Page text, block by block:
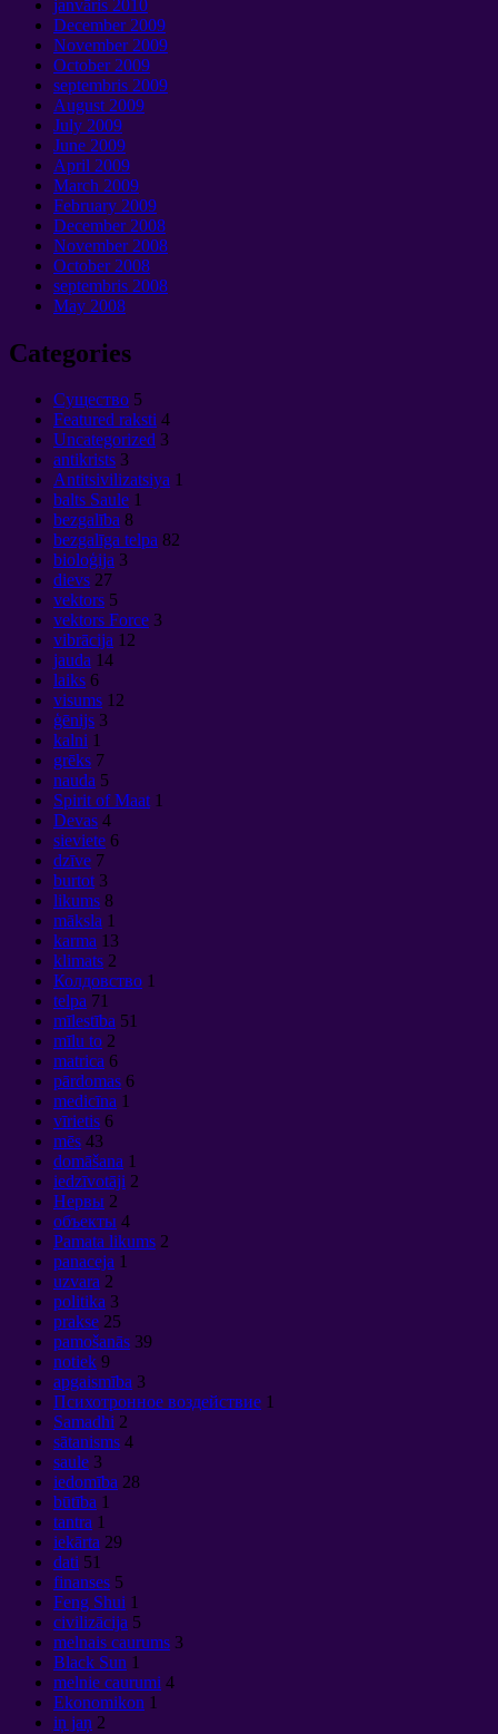
janvāris 2010
December2009
November2009
October2009
septembris 2009
August 2009
July 2009
June 2009
April 2009
March 2009
February 2009
December2008
November2008
October2008
septembris 2008
May 2008
Categories
Cущество 5
Featured raksti 4
Uncategorized 3
antikrists 3
Antitsivilizatsiya 1
balts Saule 1
bezgalība 8
bezgalīga telpa 82
bioloģija 3
dievs 27
vektors 5
vektors Force 3
vibrācija 12
jauda 14
laiks 6
visums 12
ģēnijs 3
kalni 1
grēks 7
nauda 5
Spirit of Maat 1
Devas 4
sieviete 6
dzīve 7
burtot 3
likums 8
māksla 1
karma 13
klimats 2
Колдовство 1
telpa 71
mīlestība 51
mīlu to 2
matrica 6
pārdomas 6
medicīna 1
vīrietis 6
mēs 43
domāšana 1
iedzīvotāji 2
Нервы 2
объекты 4
Pamata likums 2
panaceja 1
uzvara 2
politika 3
prakse 25
pamošanās 39
notiek 9
apgaismība 3
Психотронное воздействие 1
Samadhi 2
sātanisms 4
saule 3
iedomība 28
būtība 1
tantra 1
iekārta 29
dati 51
finanses 5
Feng Shui 1
civilizācija 5
melnais caurums 3
Black Sun 1
melnie caurumi 4
Ekonomikon 1
iņ jaņ 2